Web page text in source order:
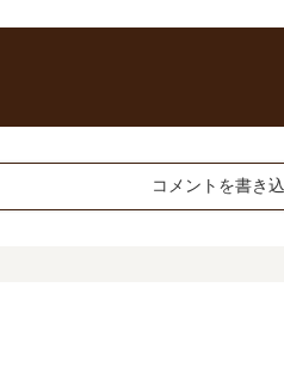
コメントを書き